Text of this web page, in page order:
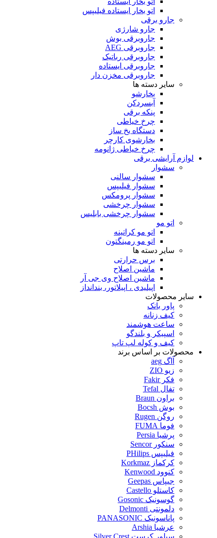
اتو بخار ایستاده فیلیپس
جارو برقی
جارو شارژی
جاروبرقی بوش
جاروبرقی AEG
جاروبرقی رباتیک
جاروبرقی ایستاده
جاروبرقی مخزن دار
سایر دسته ها
بخارشو
آبسردکن
پنکه برقی
چرخ خیاطی
دستگاه یخ ساز
بخارشوی کارچر
چرخ خیاطی ژانومه
لوازم آرایشی برقی
سشوار
سشوار سالنی
سشوار فیلیپس
سشوار پرومکس
سشوار چرخشی
سشوار چرخشی بابلیس
اتو مو
اتو مو کراتینه
اتو مو رمینگتون
سایر دسته ها
برس حرارتی
ماشین اصلاح
ماشین اصلاح وی جی آر
اپیلیدی ، اپیلاتور، بندانداز
سایر محصولات
پاور بانک
کیف زنانه
ساعت هوشمند
اسپیکر و بلندگو
کیف و کوله لپ تاپ
محصولات بر اساس برند
آاگ aeg
زیو ZIO
فکر Fakir
تفال Tefal
براون Braun
بوش Bocsh
روگن Rugen
فوما FUMA
پرشیا Persia
سنکور Sencor
فیلیپس PHilips
کرکماز Korkmaz
کنوود Kenwood
جیپاس Geepas
کاستلو Castello
گوسونیک Gosonic
دلمونتی Delmonti
پاناسونیک PANASONIC
عرشیا Arshia